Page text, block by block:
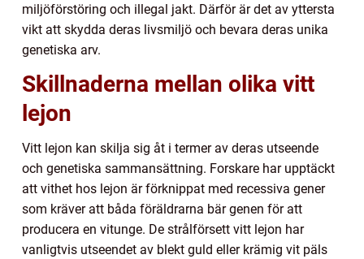
miljöförstöring och illegal jakt. Därför är det av yttersta
vikt att skydda deras livsmiljö och bevara deras unika
genetiska arv.
Skillnaderna mellan olika vitt
lejon
Vitt lejon kan skilja sig åt i termer av deras utseende
och genetiska sammansättning. Forskare har upptäckt
att vithet hos lejon är förknippat med recessiva gener
som kräver att båda föräldrarna bär genen för att
producera en vitunge. De strålförsett vitt lejon har
vanligtvis utseendet av blekt guld eller krämig vit päls